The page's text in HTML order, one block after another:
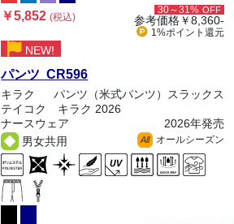
￥5,852(税込)
30～31% OFF
参考価格￥8,360-
1%ポイント 還元
NEW!
パンツ CR596
キラク
パンツ（米式パンツ）スラックス
テイコク キラク 2026
ナースウェア
2026年発売
男女共用
All オールシーズン